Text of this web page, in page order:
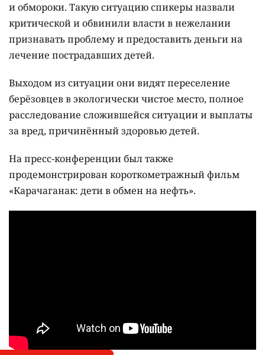
и обмороки. Такую ситуацию спикеры назвали
критической и обвинили власти в нежелании
признавать проблему и предоставить деньги на
лечение пострадавших детей.
Выходом из ситуации они видят переселение
берёзовцев в экологически чистое место, полное
расследование сложившейся ситуации и выплаты
за вред, причинённый здоровью детей.
На пресс-конференции был также
продемонстрирован короткометражный фильм
«Карачаганак: дети в обмен на нефть».